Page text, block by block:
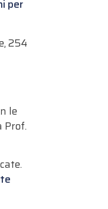
per
254
le
Prof.